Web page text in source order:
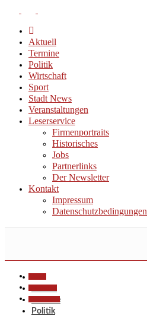
Aktuell
Termine
Politik
Wirtschaft
Sport
Stadt News
Veranstaltungen
Leserservice
Firmenportraits
Historisches
Jobs
Partnerlinks
Der Newsletter
Kontakt
Impressum
Datenschutzbedingungen
Termine
Politik